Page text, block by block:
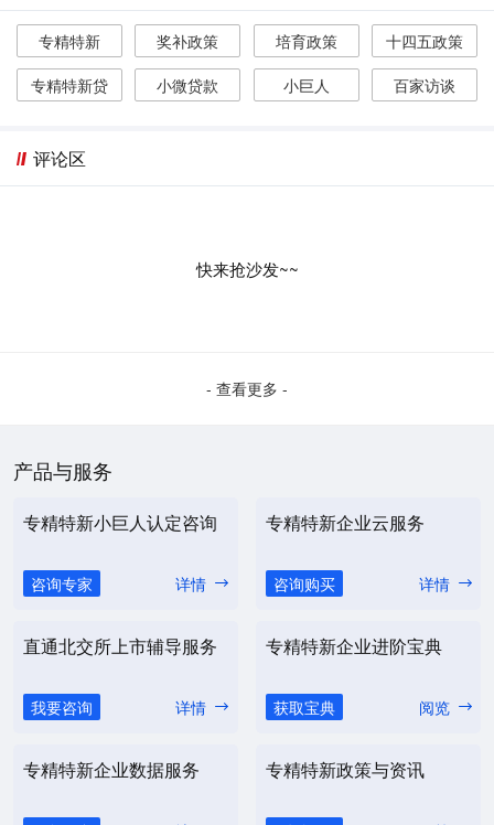
专精特新 奖补政策 培育政策
十四五政策
专精特新贷
小微贷款 小巨人 百家访谈
评论区
快来抢沙发~~
- 查看更多 -
产品与服务
专精特新小巨人认定咨询
咨询专家 详情
专精特新企业云服务
咨询购买 详情
直通北交所上市辅导服务
我要咨询 详情
专精特新企业进阶宝典
获取宝典 阅览
专精特新企业数据服务 专精特新政策与资讯